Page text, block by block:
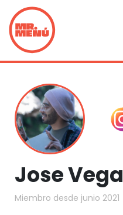
Jose Vega
Miembro desde junio 2021